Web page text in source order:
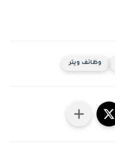
وظائف ويتر